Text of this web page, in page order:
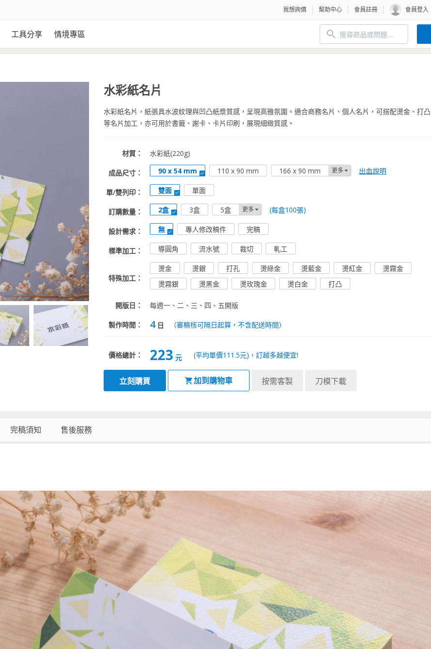
我想詢價 幫助中心 會員註冊 會員登入
工具分享 情境專區
水彩紙名片
水彩紙名片，紙張具水波紋理與凹凸紙漿質感，呈現高雅氛圍。適合商務名片、個人名片，可搭配燙金、打
等名片加工，亦可用於書籤、謝卡、卡片印刷，展現細緻質感。
材質： 水彩紙(220g)
成品尺寸： 90 x 54 mm 110 x 90 mm 166 x 90 mm 更多 出血說明
單/雙列印： 雙面 單面
訂購數量： 2盒 3盒 5盒 更多 (每盒100張)
設計需求： 無 專人修改稿件 完稿
標準加工： 導圓角 流水號 裁切 軋工
特殊加工：
燙金 燙銀 打孔 燙綠金 燙藍金 燙紅金
燙霧金
燙霧銀
燙黑金 燙玫瑰金 燙白金 打凸
開版日： 每週一、二、三、四、五開版
製作時間： 4 日 （審稿核可隔日起算，不含配送時間）
價格總計： 223 元 (平均單價111.5元)，訂越多越便宜!
立刻購買 加到購物車 按需客製 刀模下載
完稿須知 售後服務